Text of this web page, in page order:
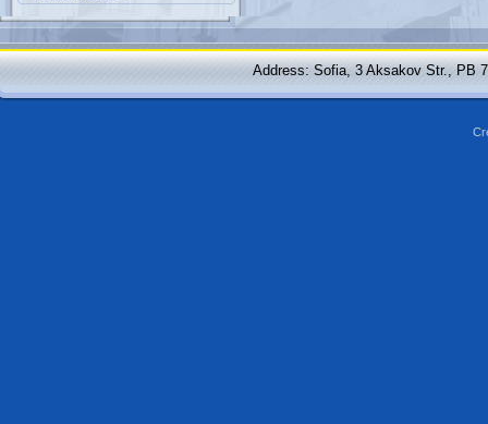
Address: Sofia, 3 Aksakov Str., PB